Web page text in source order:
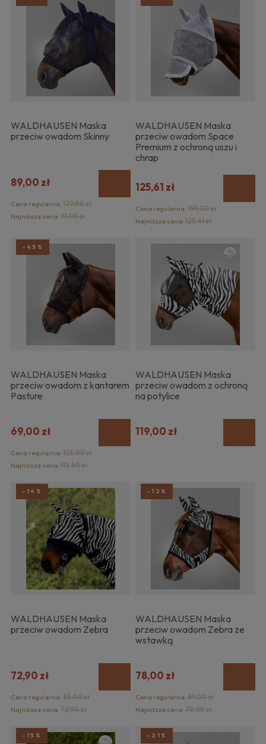
WALDHAUSEN Maska
przeciw owadom Skinny
89,00 zł
Cena regularna: 129,00 zł
Najniższa cena: 91,00 zł
WALDHAUSEN Maska
przeciw owadom Space
Premium z ochroną uszu i
chrap
125,61 zł
Cena regularna:159,00 zł
Najniższa cena:125,61 zł
WALDHAUSEN Maska
przeciw owadom z kantarem
Pasture
69,00 zł
Cena regularna: 125,00 zł
Najniższa cena: 112,50 zł
-45%
WALDHAUSEN Maska
przeciw owadom z ochroną
na potylice
119,00 zł
WALDHAUSEN Maska
przeciw owadom Zebra
72,90 zł
Cena regularna: 85,00 zł
Najniższa cena: 72,90 zł
-14%
WALDHAUSEN Maska
przeciw owadom Zebra ze
wstawką
78,00 zł
Cena regularna:89,00 zł
Najniższa cena:78,00 zł
-12%
-15% -21%